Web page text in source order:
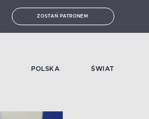
ZOSTAŃ PATRONEM
POLSKA ŚWIAT